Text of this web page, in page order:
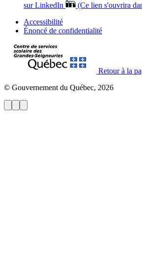
sur LinkedIn
(Ce lien s'ouvrira
Accessibilité
Énoncé de confidentialité
Retour à la
© Gouvernement du Québec, 2026